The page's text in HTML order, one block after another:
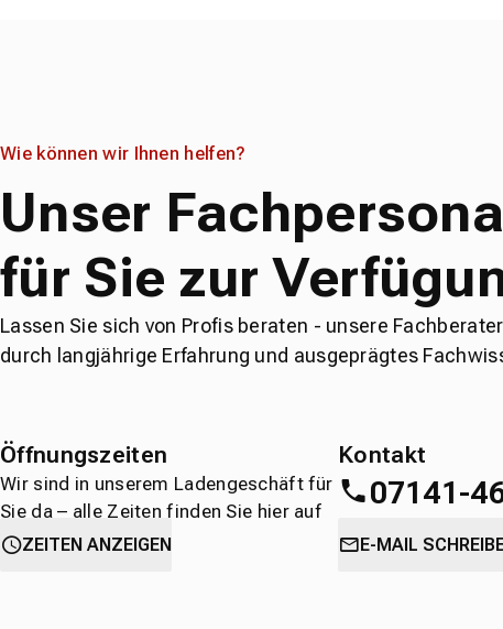
Wie können wir Ihnen helfen?
Unser
für Sie zur
Lassen Sie sich von Profis beraten - unsere
durch langjährige Erfahrung und ausgeprägtes
Öffnungszeiten
Wir sind in unserem Ladengeschäft für
Sie da – alle Zeiten finden Sie hier auf
einen Blick.
ZEITEN ANZEIGEN
Kontakt
07141-
oderdirekt über
E-MAIL